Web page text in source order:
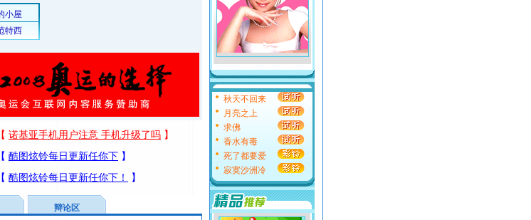
辩论区
秋天不回来
月亮之上
求佛
香水有毒
死了都要爱
寂寞沙洲冷